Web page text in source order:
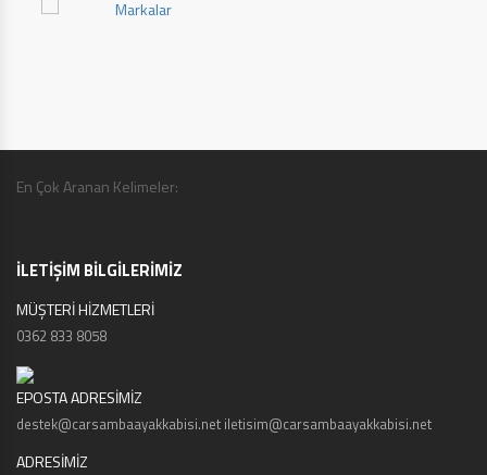
En Çok Aranan Kelimeler:
İLETİŞİM BİLGİLERİMİZ
MÜŞTERİ HİZMETLERİ
0362 833 8058
EPOSTA ADRESİMİZ
destek@carsambaayakkabisi.net iletisim@carsambaayakkabisi.net
ADRESİMİZ